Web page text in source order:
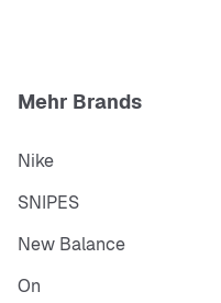
Mehr Brands
Nike
SNIPES
New Balance
On